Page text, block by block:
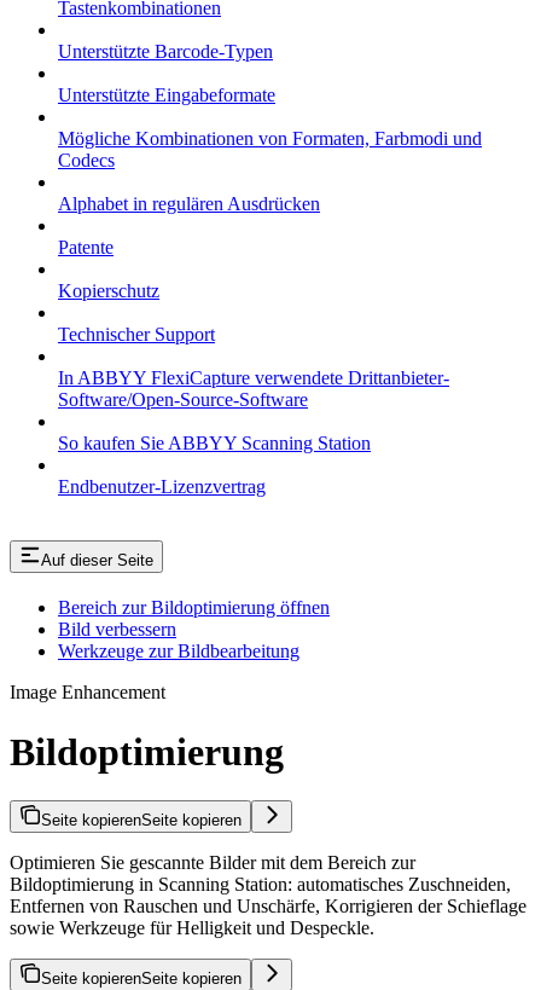
Tastenkombinationen
Unterstützte Barcode-Typen
Unterstützte Eingabeformate
Mögliche Kombinationen von Formaten, Farbmodi und
Codecs
Alphabet in regulären Ausdrücken
Patente
Kopierschutz
Technischer Support
In ABBYY FlexiCapture verwendete Drittanbieter-
Software/Open-Source-Software
So kaufen Sie ABBYY Scanning Station
Endbenutzer-Lizenzvertrag
Auf dieser Seite
Bereich zur Bildoptimierung öffnen
Bild verbessern
Werkzeuge zur Bildbearbeitung
Image Enhancement
Bildoptimierung
Seite kopierenSeite kopieren
Optimieren Sie gescannte Bilder mit dem Bereich zur
Bildoptimierung in Scanning Station: automatisches Zuschneiden,
Entfernen von Rauschen und Unschärfe, Korrigieren der Schieflage
sowie Werkzeuge für Helligkeit und Despeckle.
Seite kopierenSeite kopieren